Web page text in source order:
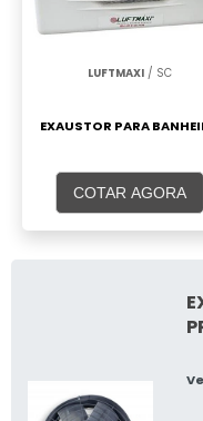
LUFTMAXI / SC
EXAUSTOR PARA
COTAR AGORA